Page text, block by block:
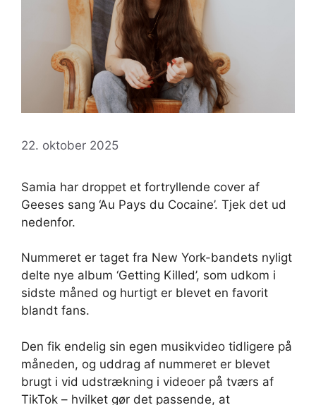
22. oktober 2025
Samia har droppet et fortryllende cover af
Geeses sang ‘Au Pays du Cocaine’. Tjek det ud
nedenfor.
Nummeret er taget fra New York-bandets nyligt
delte nye album ‘Getting Killed’, som udkom i
sidste måned og hurtigt er blevet en favorit
blandt fans.
Den fik endelig sin egen musikvideo tidligere på
måneden, og uddrag af nummeret er blevet
brugt i vid udstrækning i videoer på tværs af
TikTok – hvilket gør det passende, at